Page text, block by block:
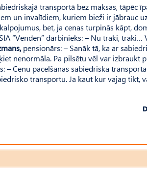
transportā bez maksas, tāpēc
un invalīdiem, kuriem bieži ir jābrauc
bet, ja cenas turpinās kāpt,
“Venden” darbinieks: – Nu traki, traki…
pensionārs: – Sanāk tā, ka ar
nenormāla. Pa pilsētu vēl var izbraukt
– Cenu pacelšanās sabiedriskā
transportu. Ja kaut kur vajag tikt,